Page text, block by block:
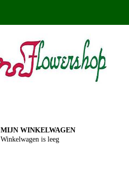
MIJN WINKELWAGEN
Winkelwagen is leeg